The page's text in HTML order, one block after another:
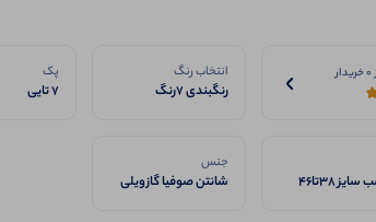
انتخاب رنگ
رنگبندی ۷رنگ
پک
7 تایی
38تا46
جنس
شانتن صوفیا گازویلی